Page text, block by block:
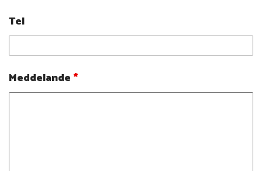
Tel
Meddelande*